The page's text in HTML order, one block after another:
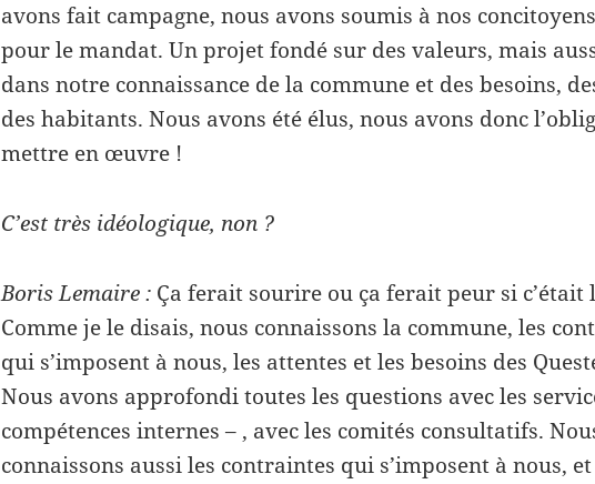
avons fait campagne, nous avons soumis à nos
pour le mandat. Un projet fondé sur des valeurs, mais
dans notre connaissance de la commune et des besoins,
des habitants. Nous avons été élus, nous avons donc
mettre en œuvre !
C’est très idéologique, non ?
Boris Lemaire : Ça ferait sourire ou ça ferait peur si c’était
Comme je le disais, nous connaissons la commune, les
qui s’imposent à nous, les attentes et les besoins des
Nous avons approfondi toutes les questions avec les
compétences internes – , avec les comités consultatifs.
connaissons aussi les contraintes qui s’imposent à nous,